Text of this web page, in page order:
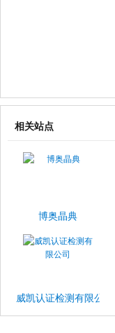
相关站点
博奥晶典
威凯认证检测有限公司